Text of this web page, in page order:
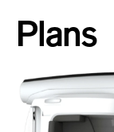
Plans